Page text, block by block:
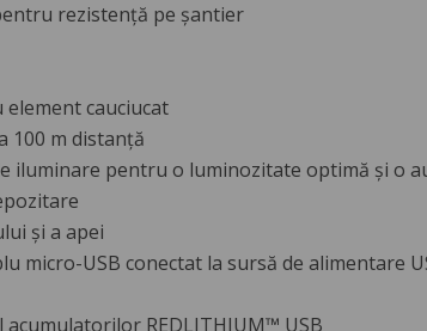
rezistență pe șantier
cauciucat
100 m distanță
pentru o luminozitate optimă și o
și a apei
micro-USB conectat la sursă de
REDLITHIUM™ USB